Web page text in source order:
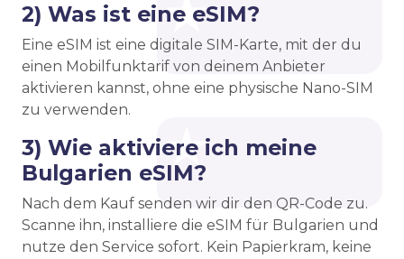
2) Was ist eine eSIM?
Eine eSIM ist eine digitale SIM-Karte, mit der du
einen Mobilfunktarif von deinem Anbieter
aktivieren kannst, ohne eine physische Nano-SIM
zu verwenden.
3) Wie aktiviere ich meine
Bulgarien eSIM?
Nach dem Kauf senden wir dir den QR-Code zu.
Scanne ihn, installiere die eSIM für Bulgarien und
nutze den Service sofort. Kein Papierkram, keine